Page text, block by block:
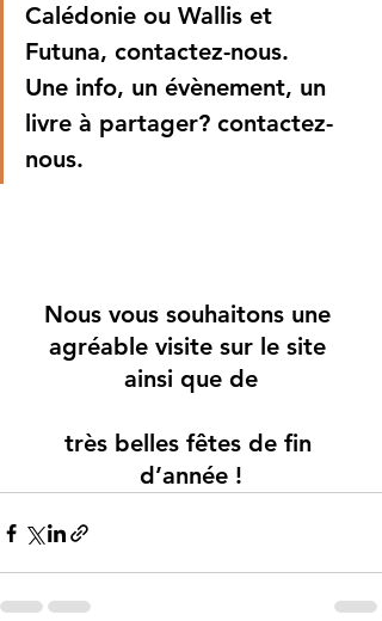
Calédonie ou Wallis et
Futuna, contactez-nous.
Une info, un évènement, un
livre à partager? contactez-
nous.
Nous vous souhaitons une
agréable visite sur le site
ainsi que de
très belles fêtes de fin
d’année !